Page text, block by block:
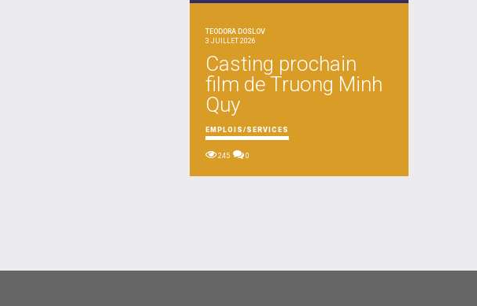
TEODORA DOSLOV
3 JUILLET 2026
Casting prochain
film de Truong Minh
Quy
EMPLOIS/SERVICES
245 0